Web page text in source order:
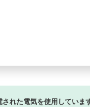
れた電気を使用していま